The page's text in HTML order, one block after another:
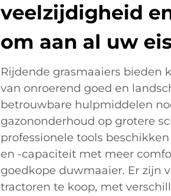
veelzijdigheid
om aan al uw
Rijdende grasmaaiers bieden
van onroerend goed en
betrouwbare hulpmiddelen
gazononderhoud op grotere
professionele tools
en -capaciteit met meer
goedkope duwmaaier. Er zijn
tractoren te koop, met